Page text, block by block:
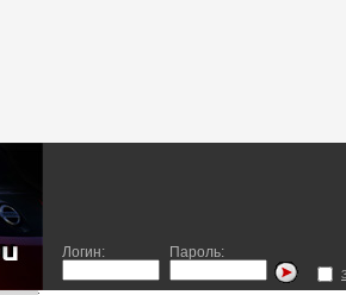
Логин: Пароль: